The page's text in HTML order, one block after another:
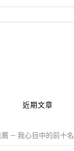
近期文章
薦 — 我心目中的前十名